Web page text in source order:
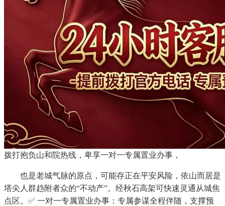
拨打抱负山和院热线，卑享一对一专属置业办事，
也是老城气脉的原点，可能存正在平安风险，依山而居是
塔尖人群趋附者众的“不动产”。经秋石高架可快速灵通从城焦
点区。✅ 一对一专属置业办事：专属参谋全程伴随，支撑预